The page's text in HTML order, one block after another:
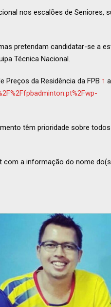
nos escalões de Seniores,
pretendam candidatar-se a
Técnica Nacional.
da Residência da FPB 1
têm prioridade sobre
com a informação do nome